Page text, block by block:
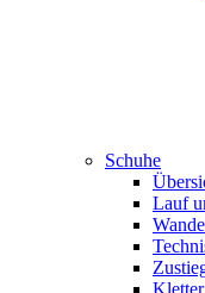
Schuhe
Lauf